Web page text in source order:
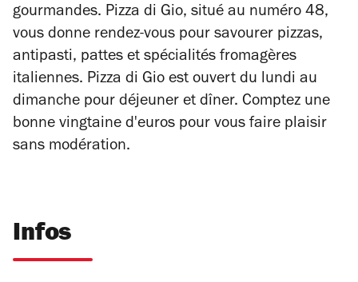
gourmandes. Pizza di Gio, situé au numéro 48,
vous donne rendez-vous pour savourer pizzas,
antipasti, pattes et spécialités fromagères
italiennes. Pizza di Gio est ouvert du lundi au
dimanche pour déjeuner et dîner. Comptez une
bonne vingtaine d'euros pour vous faire plaisir
sans modération.
Infos